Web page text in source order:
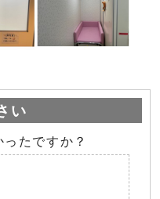
い
たですか？